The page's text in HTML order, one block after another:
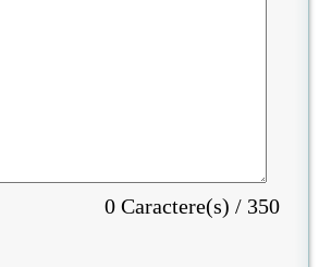
0 Caractere(s) / 350